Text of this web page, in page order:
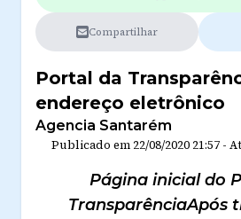
Compartilhar
Portal da
endereço eletrônico
Agencia Santarém
Publicado em 22/08/2020 21:57 -
Página inicial do
TransparênciaApós